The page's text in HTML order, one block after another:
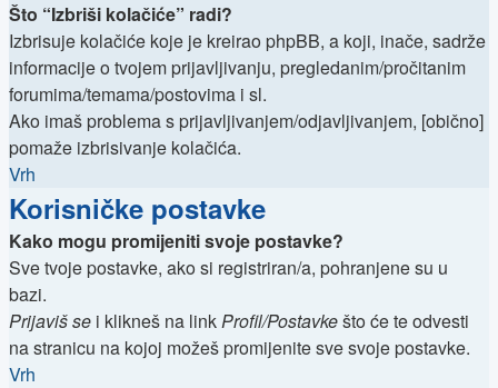
Što “Izbriši kolačiće” radi?
Izbrisuje kolačiće koje je kreirao phpBB, a koji, inače, sadrže
informacije o tvojem prijavljivanju, pregledanim/pročitanim
forumima/temama/postovima i sl.
Ako imaš problema s prijavljivanjem/odjavljivanjem, [obično]
pomaže izbrisivanje kolačića.
Vrh
Korisničke postavke
Kako mogu promijeniti svoje postavke?
Sve tvoje postavke, ako si registriran/a, pohranjene su u
bazi.
Prijaviš se i klikneš na linkProfil/Postavkešto će te odvesti
na stranicu na kojoj možeš promijenite sve svoje postavke.
Vrh